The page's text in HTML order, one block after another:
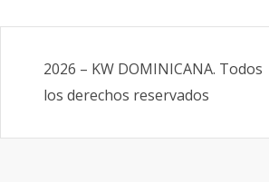
2026 – KW DOMINICANA. Todos
los derechos reservados